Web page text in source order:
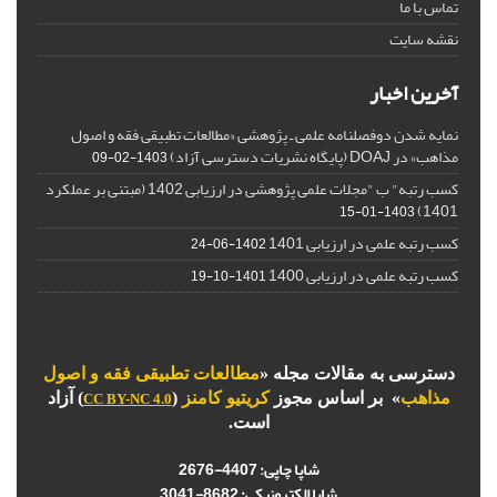
تماس با ما
نقشه سایت
آخرین اخبار
نمایه شدن دوفصلنامه علمی ـ پژوهشی «مطالعات تطبیقی فقه و اصول
مذاهب» در DOAJ (پایگاه نشریات دسترسی آزاد) 1403-02-09
کسب رتبه" ب "مجلات علمی پژوهشی در ارزیابی 1402 (مبتنی بر عملکرد
1401)
1403-01-15
کسب رتبه علمی در ارزیابی 1401 1402-06-24
کسب رتبه علمی در ارزیابی 1400 1401-10-19
دسترسی به مقالات مجله «مطالعات تطبیقی فقه و اصول
مذاهب» بر اساس مجوزکریتیو کامنز (
CC BY-NC 4.0) آزاد
است.
شاپا چاپی:4407-2676